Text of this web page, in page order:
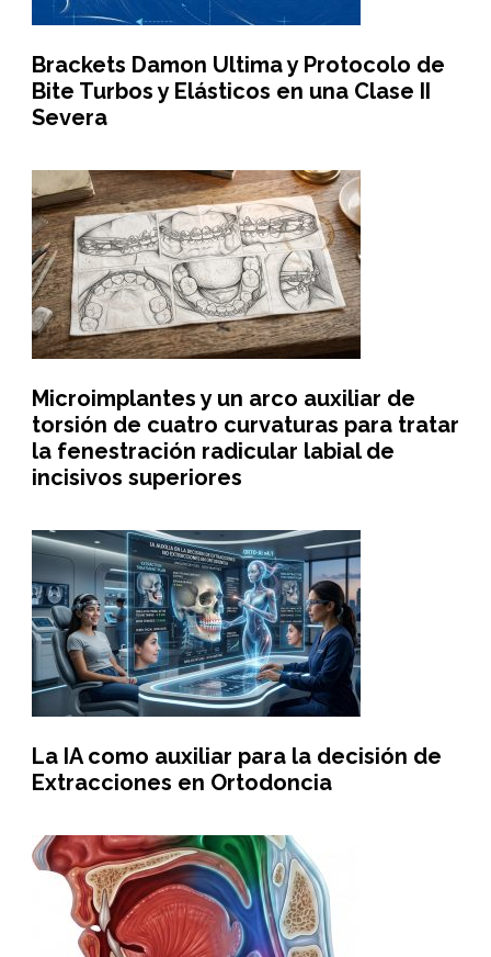
Brackets Damon Ultima y Protocolo de
Bite Turbos y Elásticos en una Clase II
Severa
Microimplantes y un arco auxiliar de
torsión de cuatro curvaturas para tratar
la fenestración radicular labial de
incisivos superiores
La IA como auxiliar para la decisión de
Extracciones en Ortodoncia